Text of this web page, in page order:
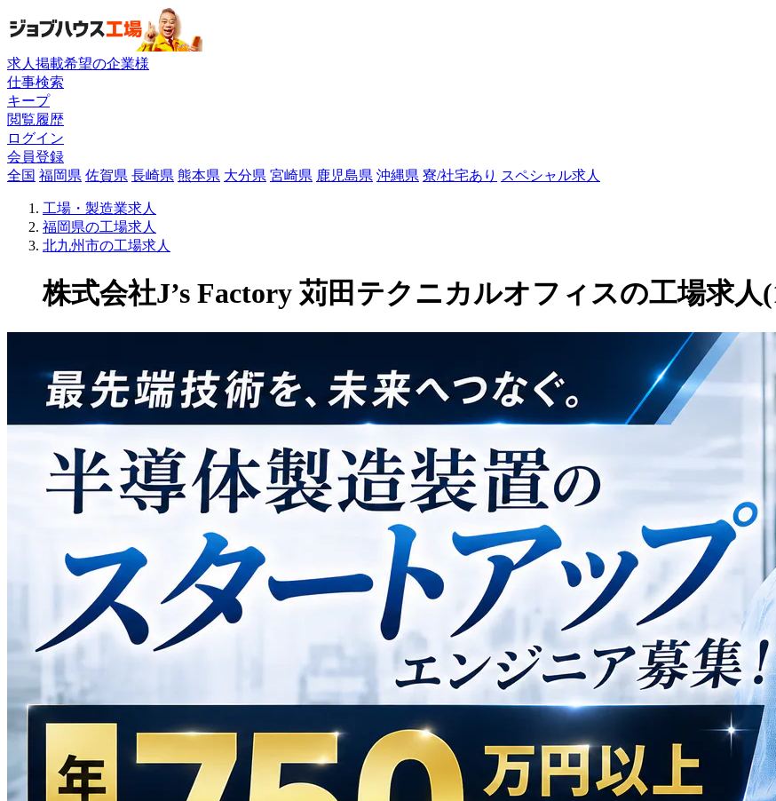
求人掲載希望の企業様
仕事検索
キープ
閲覧履歴
ログイン
会員登録
全国 福岡県 佐賀県 長崎県 熊本県 大分県 宮崎県 鹿児島県 沖縄県 寮/社宅あり スペシャル求人
工場・製造業求人
福岡県の工場求人
北九州市の工場求人
株式会社J’s Factory 苅田テクニカルオフィスの工場求人